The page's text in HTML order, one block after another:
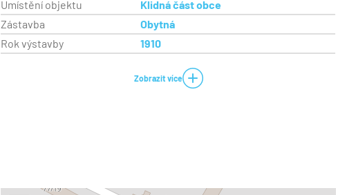
Umístění objektu
Klidná část obce
Zástavba
Obytná
Rok výstavby
1910
Zobrazit více